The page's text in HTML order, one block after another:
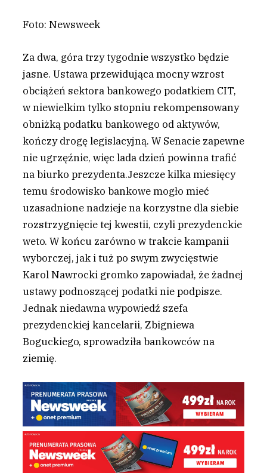
Foto: Newsweek
Za dwa, góra trzy tygodnie wszystko będzie
jasne. Ustawa przewidująca mocny wzrost
obciążeń sektora bankowego podatkiem CIT,
w niewielkim tylko stopniu rekompensowany
obniżką podatku bankowego od aktywów,
kończy drogę legislacyjną. W Senacie zapewne
nie ugrzęźnie, więc lada dzień powinna trafić
na biurko prezydenta.Jeszcze kilka miesięcy
temu środowisko bankowe mogło mieć
uzasadnione nadzieje na korzystne dla siebie
rozstrzygnięcie tej kwestii, czyli prezydenckie
weto. W końcu zarówno w trakcie kampanii
wyborczej, jak i tuż po swym zwycięstwie
Karol Nawrocki gromko zapowiadał, że żadnej
ustawy podnoszącej podatki nie podpisze.
Jednak niedawna wypowiedź szefa
prezydenckiej kancelarii, Zbigniewa
Boguckiego, sprowadziła bankowców na
ziemię.